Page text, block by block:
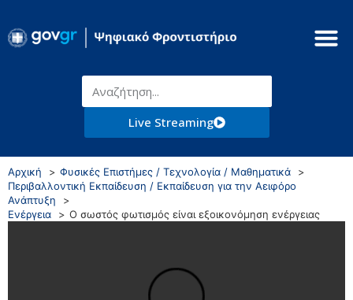
Live Streaming
Αρχική
Φυσικές Επιστήμες / Τεχνολογία / Μαθηματικά
Περιβαλλοντική Εκπαίδευση / Εκπαίδευση για την Αειφόρο
Ανάπτυξη
Ενέργεια
Ο σωστός φωτισμός είναι εξοικονόμηση ενέργειας